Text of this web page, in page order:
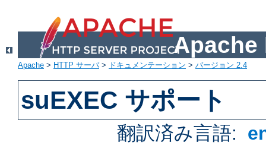
Apache
Apache > HTTP サーバ> ドキュメンテーション > バージョン 2.4
suEXEC サポート
翻訳済み言語: